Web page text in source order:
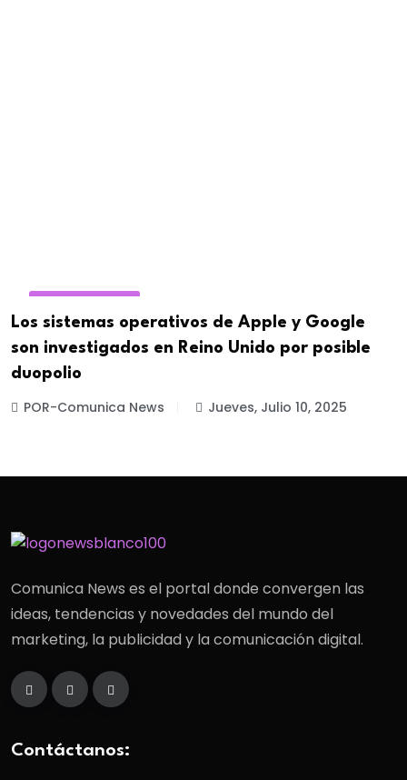
Los sistemas operativos de Apple y Google
son investigados en Reino Unido por posible
duopolio
POR-Comunica News Jueves, Julio 10, 2025
Comunica News es el portal donde convergen las
ideas, tendencias y novedades del mundo del
marketing, la publicidad y la comunicación digital.
Contáctanos: